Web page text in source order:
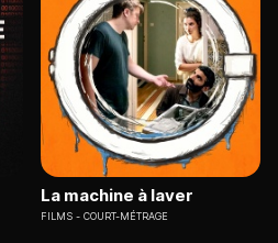
La machine à laver
FILMS COURT-MÉTRAGE